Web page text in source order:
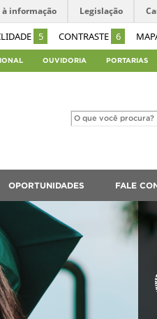
5 CONTRASTE 6
à informação Legislação
OUVIDORIA PORTARIAS
OPORTUNIDADES FALE